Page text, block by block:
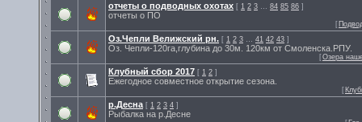
отчеты о подводных охотах [ 1 2 3 … 84 85 86 ]
отчеты о ПО
[
Оз.Чепли Велижский рн. [ 1 2 3 … 41 42 43 ]
Оз. Чепли-120га,глубина до 30м. 120км от Смоленска.РПУ.
[Озера
Клубный сбор 2017 [ 1 2 ]
Ежегодное совместное открытие сезона.
[
р.Десна [ 1 2 3 4 ]
Рыбалка на р.Десне